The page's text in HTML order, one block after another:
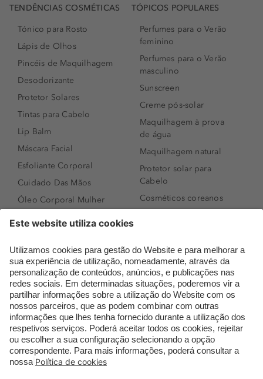
TENDÊNCIAS COSMÉTICAS
Tónico para Rosto
Lápis de Olhos
Pincéis de Maquilhagem
Desodorizante
Protetor Solares
Tintas para Cabelo
Lip Balm
Máscara Facial
Esfoliante Corporal
Cuidado Das Mãos
Óleo Corporal Mulher
Sérum de Rosto
Body mist & Spray
corporal
Produtos para Cabelo
Homem
Espuma de Limpeza
Facial
Dermocosmética
TÓPICOS POPULARES
Perfumes para o Verão
feminino
Perfumes para o Verão
masculino
Sunscreen
Creme pós-solar
Maquilhagem à prova
de água
Maquilhagem natural
Protetor solar para
Cabelo
Cosméticos coreanos
Perfumes árabes
Novidades
Melhores Perfumes
Femininos
TOP 10: Perfumes
Masculinos
Pestanas Postiças
Creme Rosto Homem